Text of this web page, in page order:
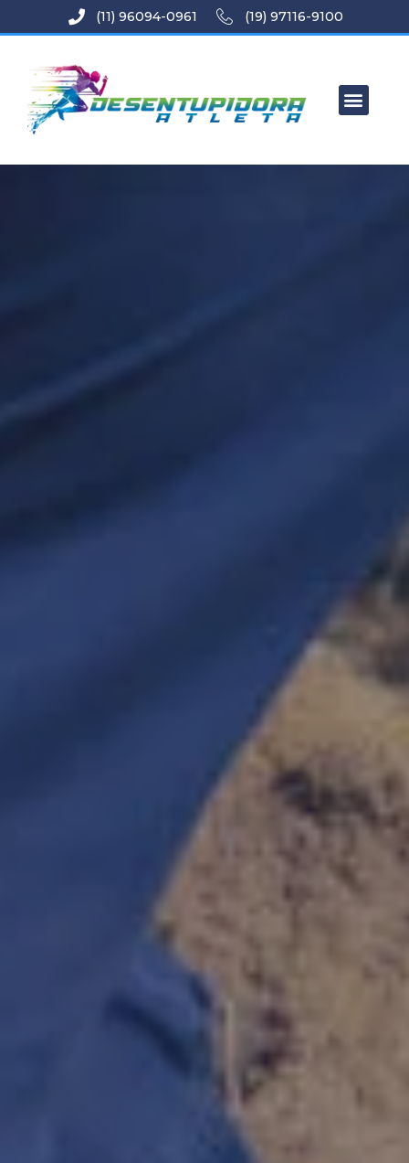
(11) 96094-0961 (19) 97116-9100